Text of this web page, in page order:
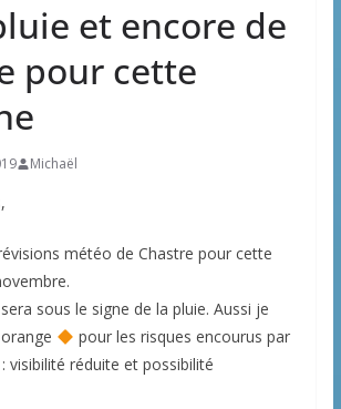
et encore de
pour cette
Michaël
météo de Chastre pour cette
sous le signe de la pluie. Aussi je
pour les risques encourus par
visibilité réduite et possibilité